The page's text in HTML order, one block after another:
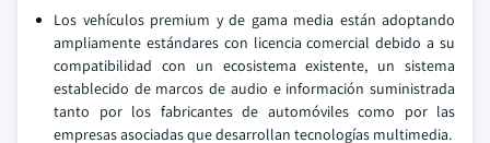
Los vehículos premium y de gama media están adoptando
ampliamente estándares con licencia comercial debido a su
compatibilidad con un ecosistema existente, un sistema
establecido de marcos de audio e información suministrada
tanto por los fabricantes de automóviles como por las
empresas asociadas que desarrollan tecnologías multimedia.